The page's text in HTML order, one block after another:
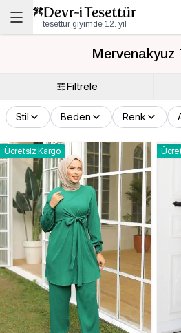
tesettür giyimde 12. yıl
Mervenakyuz
Filtrele
Stil Beden Renk
Ücretsiz Kargo